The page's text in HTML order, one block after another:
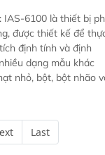
IAS-6100 là thiết bị
được thiết kế để
định tính và định
dạng mẫu khác
nhỏ, bột, bột nhão
bị này cho phép bất
có thể thực hiện phân
chỉ với một nút bấm
lúc, mọi nơi. Chuyên
Last